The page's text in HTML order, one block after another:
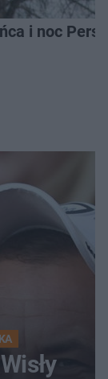
i noc